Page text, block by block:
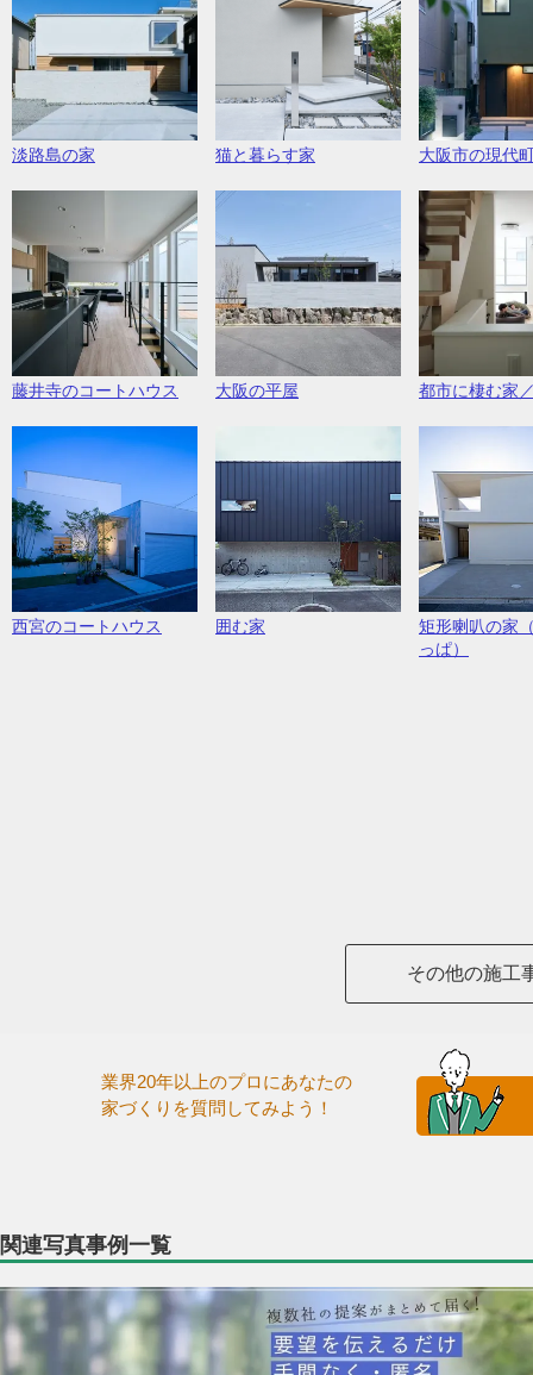
淡路島の家 猫と暮らす家 大阪市の現代
藤井寺のコートハウス 大阪の平屋 都市に棲む家
西宮のコートハウス 囲む家
矩形喇叭の家
っぱ）
その他の施工
業界20年以上のプロにあなたの
家づくりを質問してみよう！
関連写真事例一覧